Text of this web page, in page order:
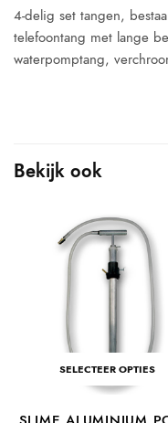
4-delig set tangen,
telefoontang met lange
waterpomptang,
Bekijk ook
SELECTEER OPTIES